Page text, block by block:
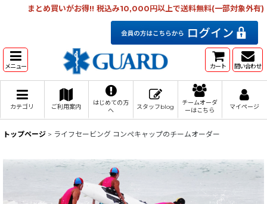
まとめ買いがお得!! 税込み10,000円以上で送料無料(一部対象外有)
メニュー カート 問い合わせ
カテゴリ ご利用案内
はじめての方
へ
スタッフblog
チームオーダ
ーはこちら
マイページ
トップページ > ライフセービング コンペキャップのチームオーダー